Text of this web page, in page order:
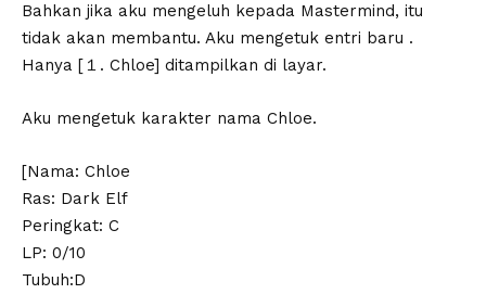
Bahkan jika aku mengeluh kepada Mastermind, itu
tidak akan membantu. Aku mengetuk entri baru .
Hanya [１. Chloe] ditampilkan di layar.
Aku mengetuk karakter nama Chloe.
[Nama: Chloe
Ras: Dark Elf
Peringkat: C
LP: 0/10
Tubuh:D